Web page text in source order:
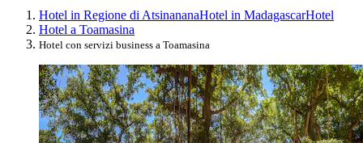
Hotel in Regione di AtsinananaHotel in MadagascarHotel
Hotel a Toamasina
Hotel con servizi business a Toamasina